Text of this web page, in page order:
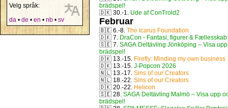
Velg språk:
da • de • en • nb • sv
brädspel!
🇩🇰 30.-1. Ude af ConTrold2
Februar
🇧🇪 6.-8. The Icarus Foundation
🇩🇰 7. DraCon - Fantasi, figurer & Fællesskab
🇸🇪 7. SAGA Deltävling Jönköping – Visa
brädspel!
🇩🇰 13.-15. Firefly: Minding my own business
🇩🇰 13.-15. J-Popcon 2026
🇳🇱 13.-17. Sins of our Creators
🇳🇱 18.-22. Sins of our Creators
🇩🇰 20.-22. Helicon
🇸🇪 28. SAGA Deltävling Malmö – Visa upp
brädspel!